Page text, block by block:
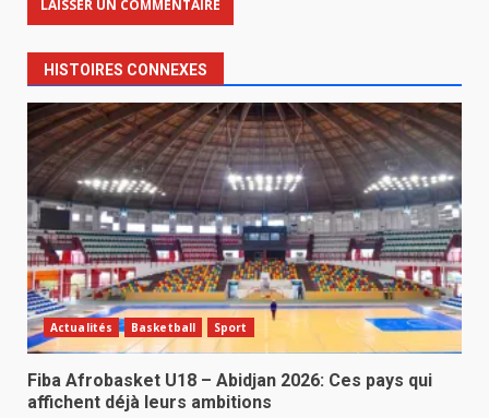
HISTOIRES CONNEXES
Actualités Basketball Sport
Fiba Afrobasket U18 – Abidjan 2026: Ces pays qui
affichent déjà leurs ambitions